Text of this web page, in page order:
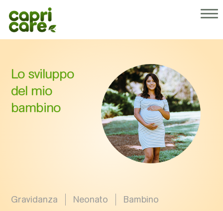
Perché Capricare
I nostri prodotti
Operatori sanitari
Lo sviluppo
del mio
bambino
Gravidanza Neonato Bambino